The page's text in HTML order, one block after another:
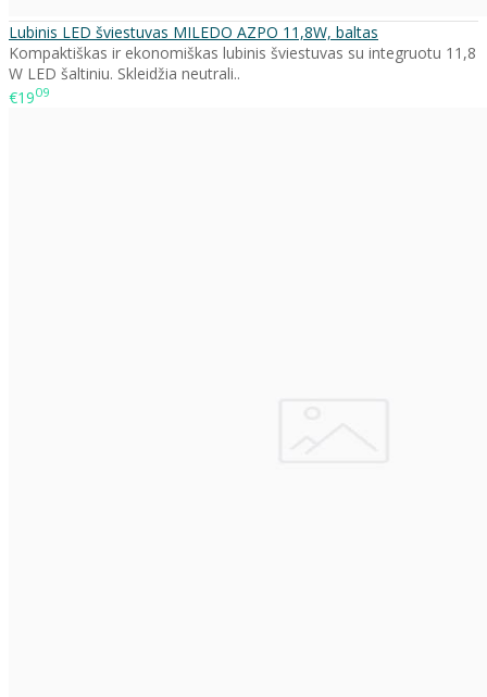
Lubinis LED šviestuvas MILEDO AZPO 11,8W, baltas
Kompaktiškas ir ekonomiškas lubinis šviestuvas su integruotu 11,8
W LED šaltiniu. Skleidžia neutrali..
€1909